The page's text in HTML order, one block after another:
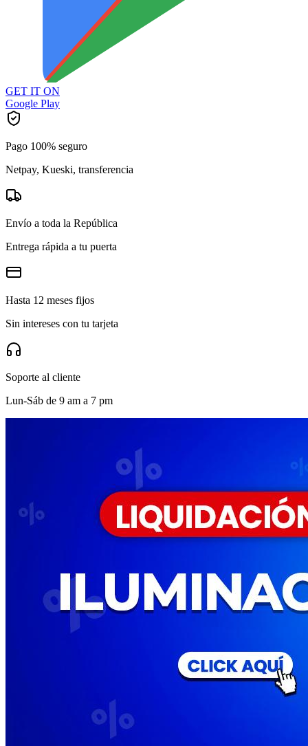
GET IT ON
Google Play
Pago 100% seguro
Netpay, Kueski, transferencia
Envío a toda la República
Entrega rápida a tu puerta
Hasta 12 meses fijos
Sin intereses con tu tarjeta
Soporte al cliente
Lun-Sáb de 9 am a 7 pm